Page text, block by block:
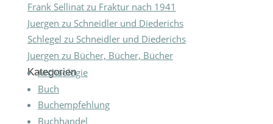
Frank Sellinatzu Fraktur nach 1941
Juergen zu Schneidler und Diederichs
Schlegel zu Schneidler und Diederichs
Juergen zu Bücher, Bücher, Bücher
Kategorien
Archäologie
Buch
Buchempfehlung
Buchhandel